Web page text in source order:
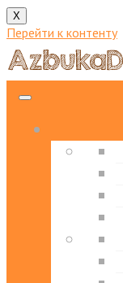
X
Перейти к контенту